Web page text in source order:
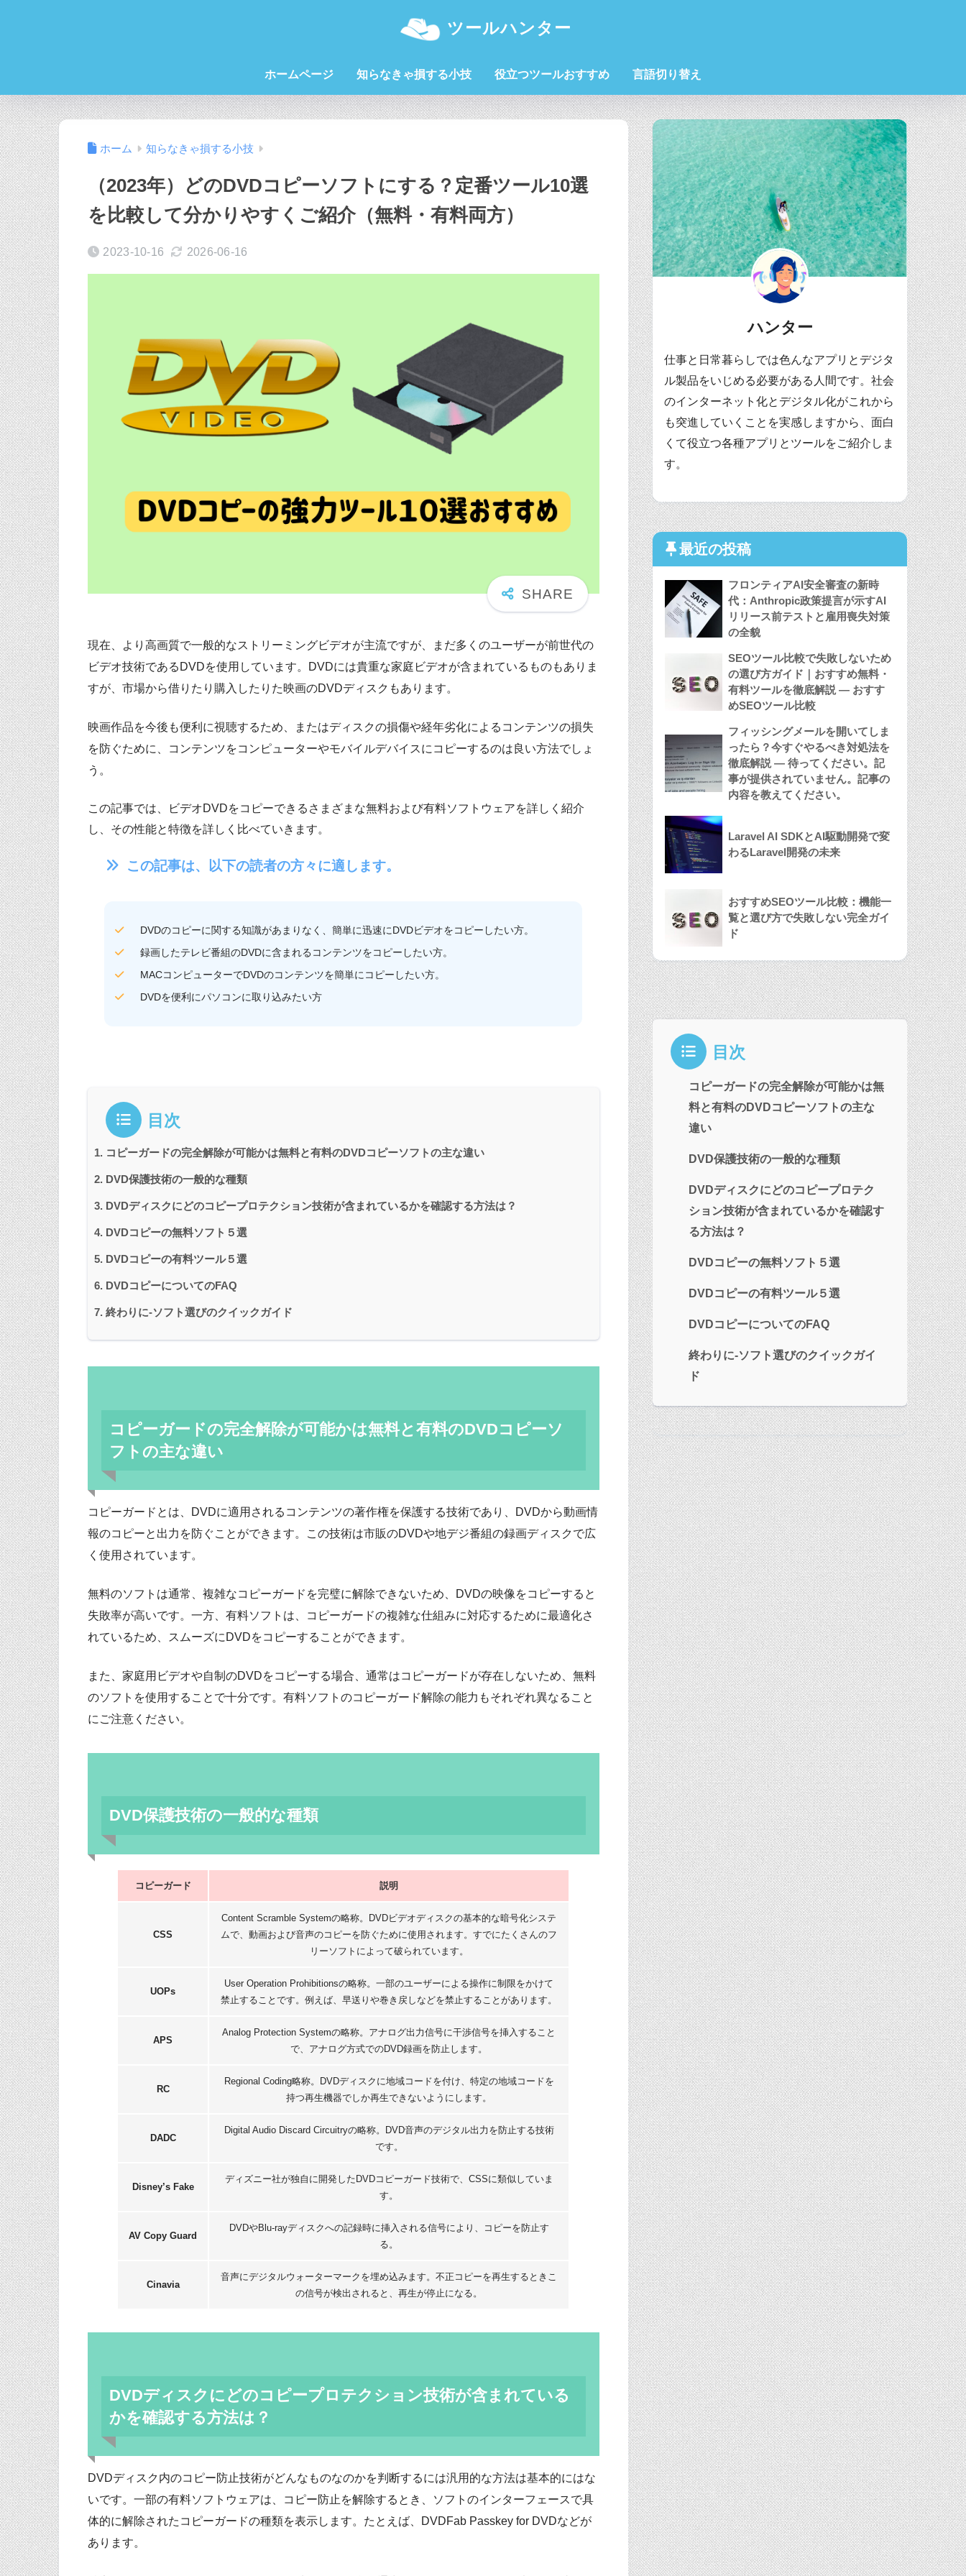
ツールハンター
ホームページ 知らなきゃ損する小技 役立つツールおすすめ 言語切り替え
ホーム 知らなきゃ損する小技
（2023年）どのDVDコピーソフトにする？定番ツール10選
を比較して分かりやすくご紹介（無料・有料両方）
2023-10-16 2026-06-16
現在、より高画質で一般的なストリーミングビデオが主流ですが、まだ多くのユーザーが前世代の
ビデオ技術であるDVDを使用しています。DVDには貴重な家庭ビデオが含まれているものもありま
すが、市場から借りたり購入したりた映画のDVDディスクもあります。
映画作品を今後も便利に視聴するため、またはディスクの損傷や経年劣化によるコンテンツの損失
を防ぐために、コンテンツをコンピューターやモバイルデバイスにコピーするのは良い方法でしょ
う。
この記事では、ビデオDVDをコピーできるさまざまな無料および有料ソフトウェアを詳しく紹介
し、その性能と特徴を詳しく比べていきます。
この記事は、以下の読者の方々に適します。
DVDのコピーに関する知識があまりなく、簡単に迅速にDVDビデオをコピーしたい方。
録画したテレビ番組のDVDに含まれるコンテンツをコピーしたい方。
MACコンピューターでDVDのコンテンツを簡単にコピーしたい方。
DVDを便利にパソコンに取り込みたい方
目次
コピーガードの完全解除が可能かは無料と有料のDVDコピーソフトの主な違い
DVD保護技術の一般的な種類
DVDディスクにどのコピープロテクション技術が含まれているかを確認する方法は？
DVDコピーの無料ソフト５選
DVDコピーの有料ツール５選
DVDコピーについてのFAQ
終わりに‐ソフト選びのクイックガイド
コピーガードの完全解除が可能かは無料と有料のDVDコピーソ
フトの主な違い
コピーガードとは、DVDに適用されるコンテンツの著作権を保護する技術であり、DVDから動画情
報のコピーと出力を防ぐことができます。この技術は市販のDVDや地デジ番組の録画ディスクで広
く使用されています。
無料のソフトは通常、複雑なコピーガードを完璧に解除できないため、DVDの映像をコピーすると
失敗率が高いです。一方、有料ソフトは、コピーガードの複雑な仕組みに対応するために最適化さ
れているため、スムーズにDVDをコピーすることができます。
また、家庭用ビデオや自制のDVDをコピーする場合、通常はコピーガードが存在しないため、無料
のソフトを使用することで十分です。有料ソフトのコピーガード解除の能力もそれぞれ異なること
にご注意ください。
DVD保護技術の一般的な種類
コピーガード 説明
CSS
Content Scramble Systemの略称。DVDビデオディスクの基本的な暗号化システ
ムで、動画および音声のコピーを防ぐために使用されます。すでにたくさんのフ
リーソフトによって破られています。
UOPs
User Operation Prohibitionsの略称。一部のユーザーによる操作に制限をかけて
禁止することです。例えば、早送りや巻き戻しなどを禁止することがあります。
APS
Analog Protection Systemの略称。アナログ出力信号に干渉信号を挿入すること
で、アナログ方式でのDVD録画を防止します。
RC
Regional Coding略称。DVDディスクに地域コードを付け、特定の地域コードを
持つ再生機器でしか再生できないようにします。
DADC
Digital Audio Discard Circuitryの略称。DVD音声のデジタル出力を防止する技術
です。
Disney’s Fake
ディズニー社が独自に開発したDVDコピーガード技術で、CSSに類似していま
す。
AV Copy Guard
DVDやBlu-rayディスクへの記録時に挿入される信号により、コピーを防止す
る。
Cinavia
音声にデジタルウォーターマークを埋め込みます。不正コピーを再生するときこ
の信号が検出されると、再生が停止になる。
DVDディスクにどのコピープロテクション技術が含まれている
かを確認する方法は？
DVDディスク内のコピー防止技術がどんなものなのかを判断するには汎用的な方法は基本的にはな
いです。一部の有料ソフトウェアは、コピー防止を解除するとき、ソフトのインターフェースで具
体的に解除されたコピーガードの種類を表示します。たとえば、DVDFab Passkey for DVDなどが
あります。
ハンター
仕事と日常暮らしでは色んなアプリとデジタ
ル製品をいじめる必要がある人間です。社会
のインターネット化とデジタル化がこれから
も突進していくことを実感しますから、面白
くて役立つ各種アプリとツールをご紹介しま
す。
最近の投稿
フロンティアAI安全審査の新時
代：Anthropic政策提言が示すAI
リリース前テストと雇用喪失対策
の全貌
SEOツール比較で失敗しないため
の選び方ガイド｜おすすめ無料・
有料ツールを徹底解説 — おすす
めSEOツール比較
フィッシングメールを開いてしま
ったら？今すぐやるべき対処法を
徹底解説 — 待ってください。記
事が提供されていません。記事の
内容を教えてください。
Laravel AI SDKとAI駆動開発で変
わるLaravel開発の未来
おすすめSEOツール比較：機能一
覧と選び方で失敗しない完全ガイ
ド
目次
コピーガードの完全解除が可能かは無
料と有料のDVDコピーソフトの主な
違い
DVD保護技術の一般的な種類
DVDディスクにどのコピープロテク
ション技術が含まれているかを確認す
る方法は？
DVDコピーの無料ソフト５選
DVDコピーの有料ツール５選
DVDコピーについてのFAQ
終わりに‐ソフト選びのクイックガイ
ド